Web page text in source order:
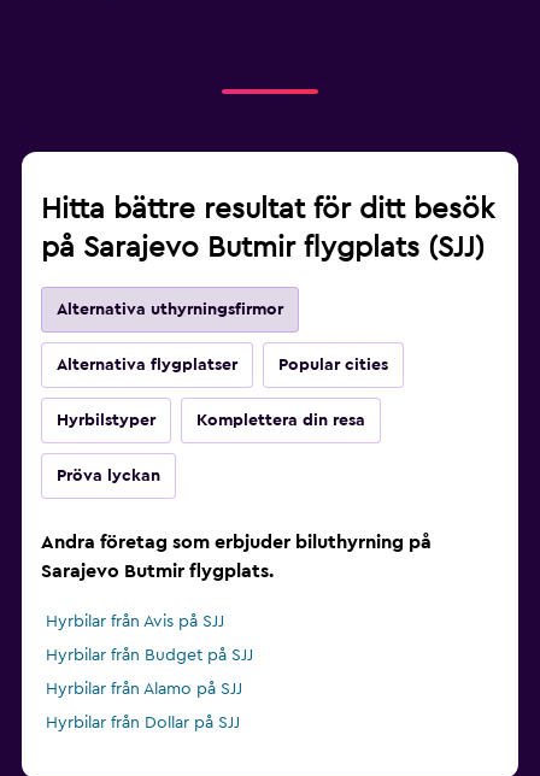
Hitta bättre resultat för ditt besök
på Sarajevo Butmir flygplats (SJJ)
Alternativa uthyrningsfirmor
Alternativa flygplatser Popular cities
Hyrbilstyper Komplettera din resa
Pröva lyckan
Andra företag som erbjuder biluthyrning på
Sarajevo Butmir flygplats.
Hyrbilar från Avis på SJJ
Hyrbilar från Budget på SJJ
Hyrbilar från Alamo på SJJ
Hyrbilar från Dollar på SJJ